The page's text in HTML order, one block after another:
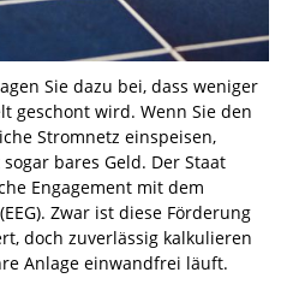
Sie dazu bei, dass weniger
geschont wird. Wenn Sie den
Stromnetz einspeisen,
bares Geld. Der Staat
Engagement mit dem
Zwar ist diese Förderung
doch zuverlässig kalkulieren
Anlage einwandfrei läuft.